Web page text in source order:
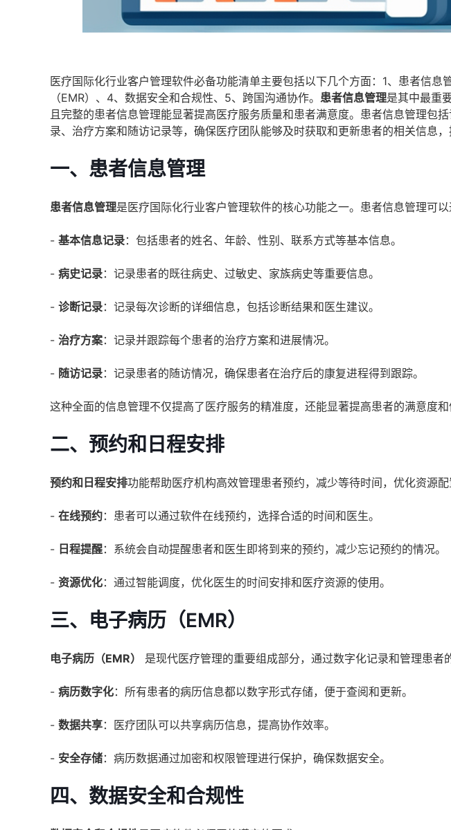
医疗国际化行业客户管理软件必备功能清单主要包括以下几个方面：1、患者信
（EMR）、4、数据安全和合规性、5、跨国沟通协作。 患者信息管理是其中最重
且完整的患者信息管理能显著提高医疗服务质量和患者满意度。患者信息管理包
录、治疗方案和随访记录等，确保医疗团队能够及时获取和更新患者的相关信息，
一、患者信息管理
患者信息管理是医疗国际化行业客户管理软件的核心功能之一。患者信息管理可以
- 基本信息记录：包括患者的姓名、年龄、性别、联系方式等基本信息。
- 病史记录：记录患者的既往病史、过敏史、家族病史等重要信息。
- 诊断记录：记录每次诊断的详细信息，包括诊断结果和医生建议。
- 治疗方案：记录并跟踪每个患者的治疗方案和进展情况。
- 随访记录：记录患者的随访情况，确保患者在治疗后的康复进程得到跟踪。
这种全面的信息管理不仅提高了医疗服务的精准度，还能显著提高患者的满意度和
二、预约和日程安排
预约和日程安排功能帮助医疗机构高效管理患者预约，减少等待时间，优化资源配
- 在线预约：患者可以通过软件在线预约，选择合适的时间和医生。
- 日程提醒：系统会自动提醒患者和医生即将到来的预约，减少忘记预约的情况。
- 资源优化：通过智能调度，优化医生的时间安排和医疗资源的使用。
三、电子病历（EMR）
电子病历（EMR） 是现代医疗管理的重要组成部分，通过数字化记录和管理患者
- 病历数字化：所有患者的病历信息都以数字形式存储，便于查阅和更新。
- 数据共享：医疗团队可以共享病历信息，提高协作效率。
- 安全存储：病历数据通过加密和权限管理进行保护，确保数据安全。
四、数据安全和合规性